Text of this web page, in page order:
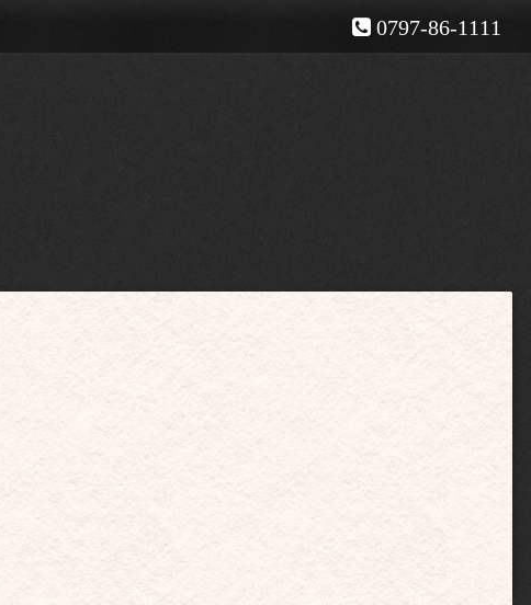
0797-86-1111